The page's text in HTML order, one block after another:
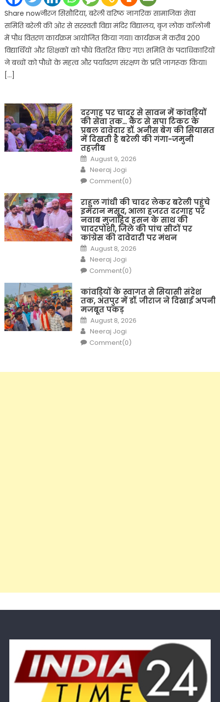
Share nowनीरज सिसौदिया, बरेली वरिष्ठ नागरिक सामाजिक सेवा
समिति बरेली की ओर से सरस्वती विद्या मंदिर विद्यालय, बृज लोक कॉलोनी
में पौध वितरण कार्यक्रम आयोजित किया गया। कार्यक्रम में करीब 200
विद्यार्थियों और शिक्षकों को पौधे वितरित किए गए। समिति के पदाधिकारियों
ने बच्चों को पौधों के महत्व और पर्यावरण संरक्षण के प्रति जागरूक किया।
[…]
दरगाह पर चादर से सावन में कांवड़ियों
की सेवा तक… कैंट से सपा टिकट के
प्रबल दावेदार डॉ. अनीस बेग की सियासत
में दिखती है बरेली की गंगा-जमुनी
तहज़ीब
Posted
on
August 9, 2026
Author
Neeraj Jogi
Comment(0)
राहुल गांधी की चादर लेकर बरेली पहुंचे
इमरान मसूद, आला हजरत दरगाह पर
नवाब मुजाहिद हसन के साथ की
चादरपोशी, जिले की पांच सीटों पर
कांग्रेस की दावेदारी पर मंथन
Posted
on
August 8, 2026
Author
Neeraj Jogi
Comment(0)
कांवड़ियों के स्वागत से सियासी संदेश
तक, अंतपुर में डॉ. जीराज ने दिखाई अपनी
मजबूत पकड़
Posted
on
August 8, 2026
Author
Neeraj Jogi
Comment(0)